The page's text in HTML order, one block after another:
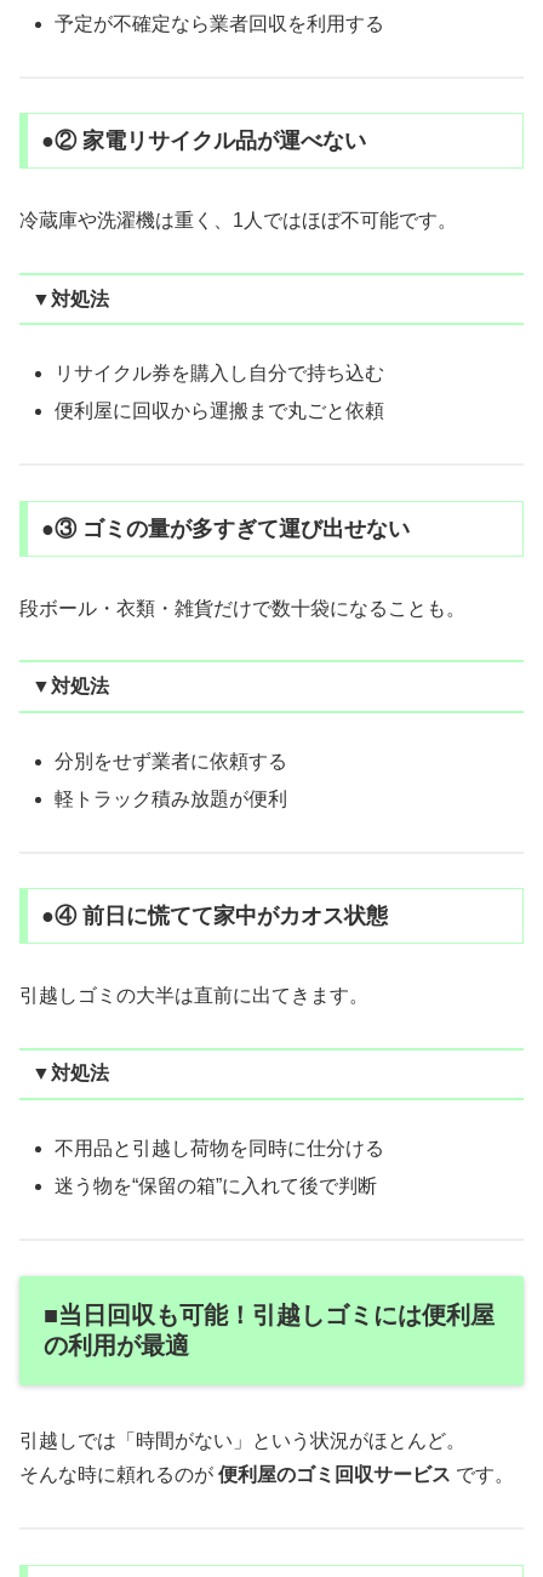
予定が不確定なら業者回収を利用する
●② 家電リサイクル品が運べない
冷蔵庫や洗濯機は重く、1人ではほぼ不可能です。
▼対処法
リサイクル券を購入し自分で持ち込む
便利屋に回収から運搬まで丸ごと依頼
●③ ゴミの量が多すぎて運び出せない
段ボール・衣類・雑貨だけで数十袋になることも。
▼対処法
分別をせず業者に依頼する
軽トラック積み放題が便利
●④ 前日に慌てて家中がカオス状態
引越しゴミの大半は直前に出てきます。
▼対処法
不用品と引越し荷物を同時に仕分ける
迷う物を“保留の箱”に入れて後で判断
■当日回収も可能！引越しゴミには便利屋
の利用が最適
引越しでは「時間がない」という状況がほとんど。
そんな時に頼れるのが 便利屋のゴミ回収サービス です。